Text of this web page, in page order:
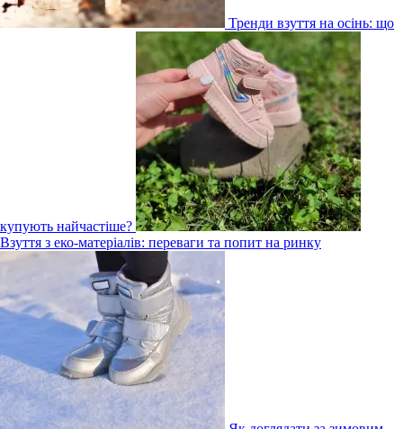
Тренди взуття на осінь: що
купують найчастіше?
Взуття з еко-матеріалів: переваги та попит на ринку